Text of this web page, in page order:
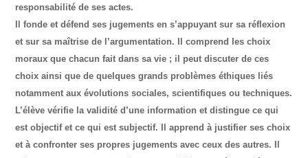
responsabilité de ses actes.
Il fonde et défend ses jugements en s’appuyant sur sa réflexion
et sur sa maîtrise de l’argumentation. Il comprend les choix
moraux que chacun fait dans sa vie ; il peut discuter de ces
choix ainsi que de quelques grands problèmes éthiques liés
notamment aux évolutions sociales, scientifiques ou techniques.
L’élève vérifie la validité d’une information et distingue ce qui
est objectif et ce qui est subjectif. Il apprend à justifier ses choix
et à confronter ses propres jugements avec ceux des autres. Il